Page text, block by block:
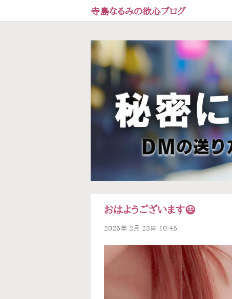
寺島なるみの欲心ブログ
おはようございます😃
2025年 2月 23日 10:45